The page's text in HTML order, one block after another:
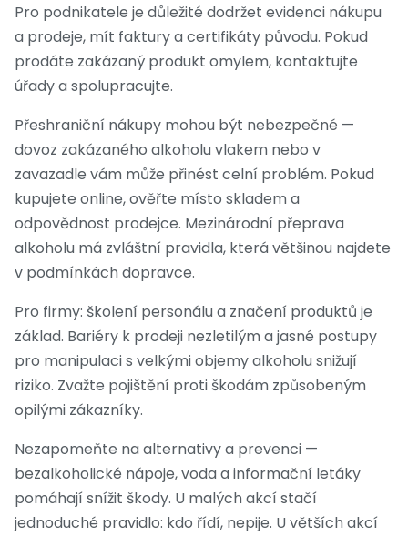
Pro podnikatele je důležité dodržet evidenci nákupu
a prodeje, mít faktury a certifikáty původu. Pokud
prodáte zakázaný produkt omylem, kontaktujte
úřady a spolupracujte.
Přeshraniční nákupy mohou být nebezpečné —
dovoz zakázaného alkoholu vlakem nebo v
zavazadle vám může přinést celní problém. Pokud
kupujete online, ověřte místo skladem a
odpovědnost prodejce. Mezinárodní přeprava
alkoholu má zvláštní pravidla, která většinou najdete
v podmínkách dopravce.
Pro firmy: školení personálu a značení produktů je
základ. Bariéry k prodeji nezletilým a jasné postupy
pro manipulaci s velkými objemy alkoholu snižují
riziko. Zvažte pojištění proti škodám způsobeným
opilými zákazníky.
Nezapomeňte na alternativy a prevenci —
bezalkoholické nápoje, voda a informační letáky
pomáhají snížit škody. U malých akcí stačí
jednoduché pravidlo: kdo řídí, nepije. U větších akcí